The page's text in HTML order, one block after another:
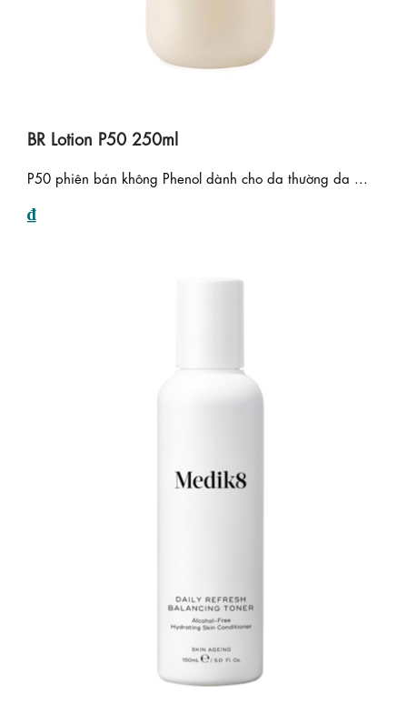
BR Lotion P50 250ml
P50 phiên bản không Phenol dành cho da thường da ...
₫